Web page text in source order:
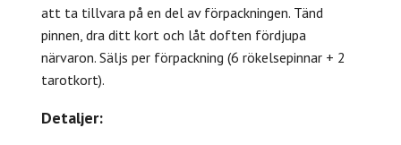
att ta tillvara på en del av förpackningen. Tänd
pinnen, dra ditt kort och låt doften fördjupa
närvaron. Säljs per förpackning (6 rökelsepinnar + 2
tarotkort).
Detaljer: